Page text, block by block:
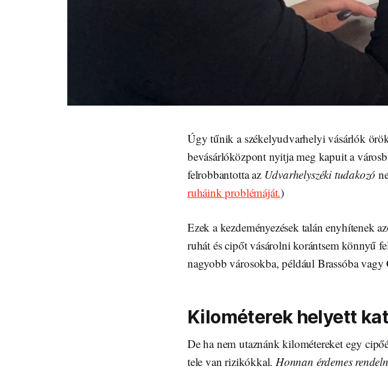
Úgy tűnik a székelyudvarhelyi vásárlók
bevásárlóközpont nyitja meg kapuit a
felrobbantotta az Udvarhelyszéki tudakozó
ruháink problémáját.)
Ezek a kezdeményezések talán enyhítenek
ruhát és cipőt vásárolni korántsem könnyű
nagyobb városokba, például Brassóba
Kilométerek helyett
De ha nem utaznánk kilométereket egy
tele van rizikókkal.Honnan érdemes